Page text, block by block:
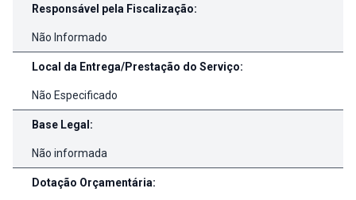
Responsável pela Fiscalização:
Não Informado
Local da Entrega/Prestação do Serviço:
Não Especificado
Base Legal:
Não informada
Dotação Orçamentária: